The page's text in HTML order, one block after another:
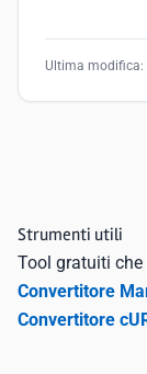
Ultima modifica:
Strumenti utili
Tool gratuiti
Convertitore
Convertitore